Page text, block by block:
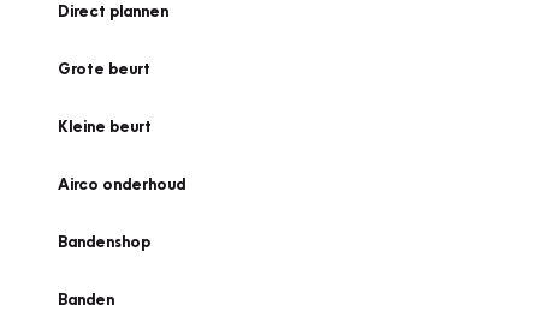
Direct plannen
Grote beurt
Kleine beurt
Airco onderhoud
Bandenshop
Banden